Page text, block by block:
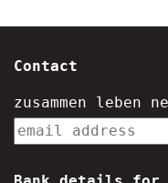
Contact
zusammen leben